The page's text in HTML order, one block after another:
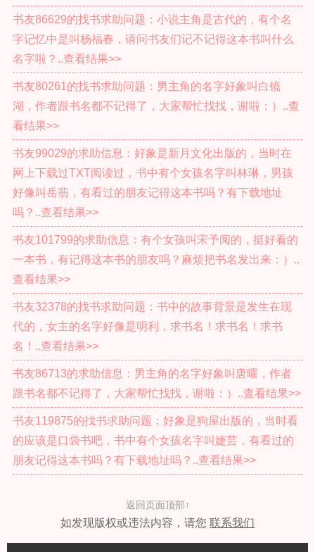
书友86629的找书求助问题：小说主角是古代的，有个名
字记忆中是叫杨福春，请问书友们记不记得这本书叫什么
名字啦？..查看结果>>
书友80261的找书求助问题：男主角的名字好象叫白镜
湖，作者跟书名都不记得了，大家帮忙找找，谢啦：）..查
看结果>>
书友99029的求助信息：好象是新月文化出版的，当时在
网上下载过TXT阅读过，书中有个女孩名字叫林琳，男孩
好像叫岳翡，有看过的朋友记得这本书吗？有下载地址
吗？..查看结果>>
书友101799的求助信息：有个女孩叫宋予阅的，挺好看的
一本书，有记得这本书的朋友吗？麻烦把书名发出来：）..
查看结果>>
书友32378的找书求助问题：书中的故事背景是发生在现
代的，女主的名字好像是明利，求书名！求书名！求书
名！..查看结果>>
书友86713的求助信息：男主角的名字好象叫唐曜，作者
跟书名都不记得了，大家帮忙找找，谢啦：）..查看结果>>
书友119875的找书求助问题：好象是狗屋出版的，当时看
的应该是口袋书吧，书中有个女孩名字叫婕芸，有看过的
朋友记得这本书吗？有下载地址吗？..查看结果>>
返回页面顶部↑
如发现版权或违法内容，请您 联系我们